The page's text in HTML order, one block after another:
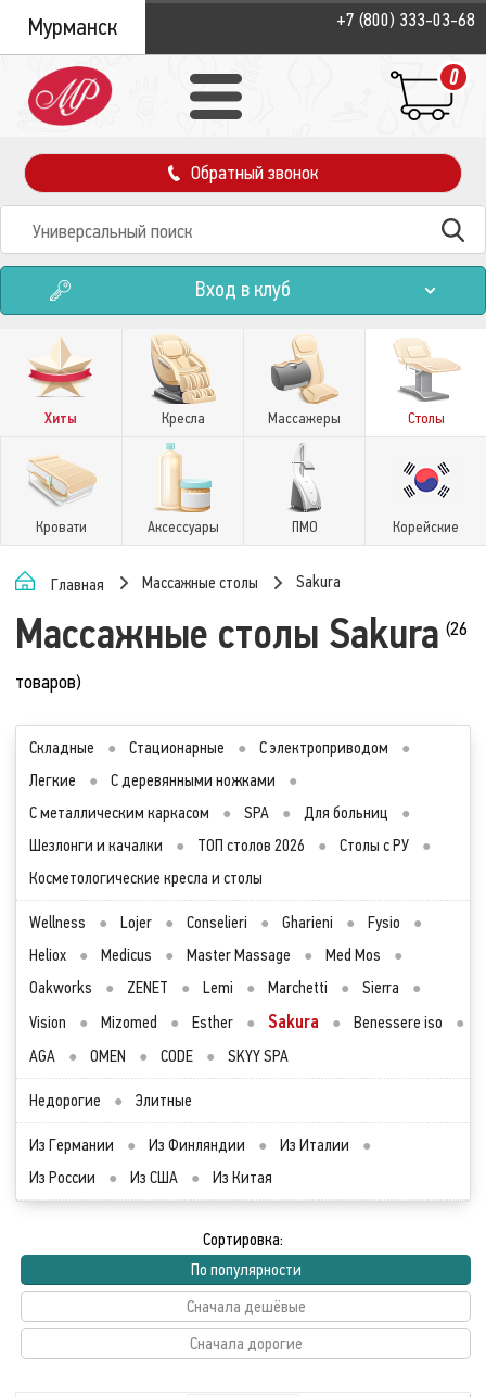
Мурманск +7 (800) 333-03-68
0
Обратный звонок
Вход в клуб
Хиты Кресла Массажеры Столы
Кровати Аксессуары ПМО Корейские
Главная Массажные столы Sakura
Массажные столы Sakura (26
товаров)
Складные ● Стационарные ● С электроприводом
●
Легкие
● С деревянными ножками
●
С металлическим каркасом
● SPA ● Для больниц
●
Шезлонги и качалки
● ТОП столов 2026 ● Столы с РУ
●
Косметологические кресла и столы
Wellness ● Lojer ● Conselieri ● Gharieni ● Fysio
●
Heliox
● Medicus ● Master Massage ● Med Mos
●
Oakworks
● ZENET ● Lemi ● Marchetti ● Sierra
●
Vision
● Mizomed ● Esther ● Sakura ● Benessere iso
●
AGA
● OMEN ● CODE ● SKYY SPA
Недорогие ● Элитные
Из Германии ● Из Финляндии ● Из Италии
●
Из России
● Из США ● Из Китая
Сортировка:
По популярности
Сначала дешёвые
Сначала дорогие